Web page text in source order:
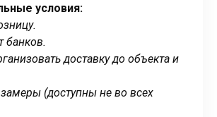
условия:
банков.
доставку до объекта и
(доступны не во всех